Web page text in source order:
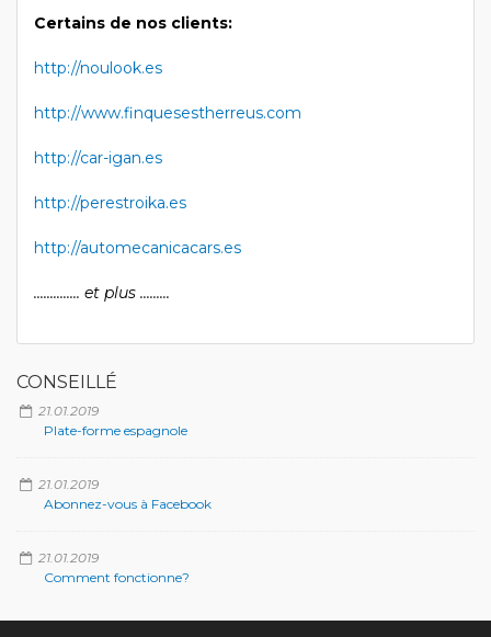
Certains de nos clients:
http://noulook.es
http://www.finquesestherreus.com
http://car-igan.es
http://perestroika.es
http://automecanicacars.es
.............. et plus .........
CONSEILLÉ
21.01.2019
Plate-forme espagnole
21.01.2019
Abonnez-vous à Facebook
21.01.2019
Comment fonctionne?